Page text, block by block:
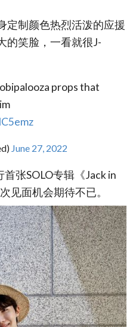
定制颜色热烈活泼的应援
的笑脸，一看就很J-
props that
June 27, 2022
张SOLO专辑《Jack in
见面机会期待不已。